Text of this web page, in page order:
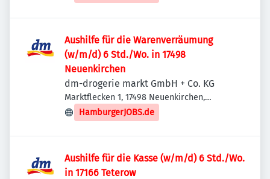
Aushilfe für die Warenverräumung
(w/m/d) 6 Std./Wo. in 17498
Neuenkirchen
dm-drogerie markt GmbH + Co. KG
Marktflecken 1, 17498 Neuenkirchen,
Deutschland
HamburgerJOBS.de
Aushilfe für die Kasse (w/m/d) 6 Std./Wo.
in 17166 Teterow